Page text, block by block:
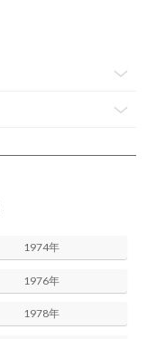
1974年
1976年
1978年